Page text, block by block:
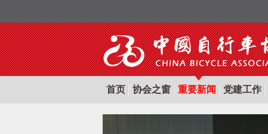
首页 协会之窗 重要新闻 党建工作